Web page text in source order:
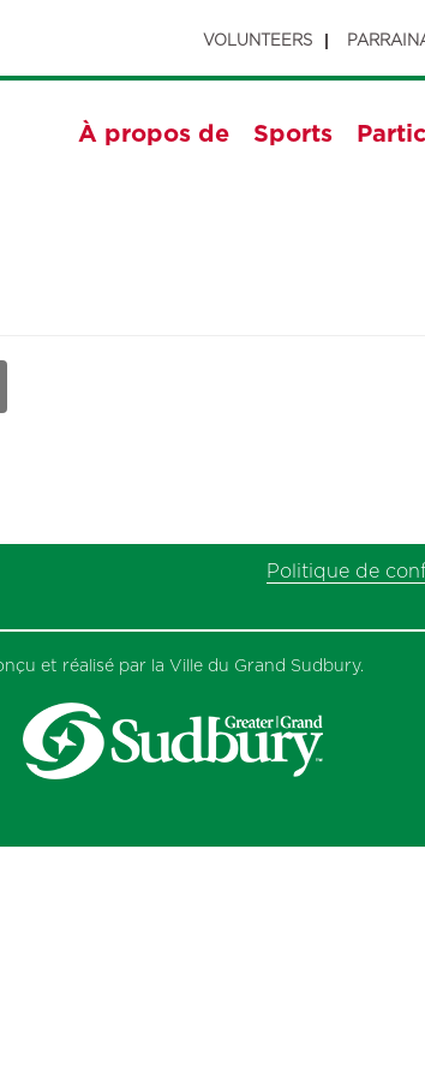
VOLUNTEERS
À propos de Sports
Politique de
et réalisé par la Ville du Grand Sudbury.